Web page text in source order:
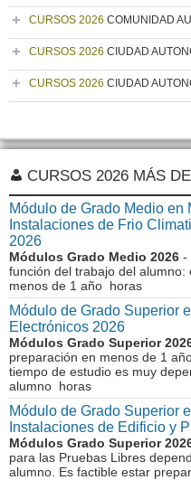
CURSOS 2026 COMUNIDAD
CURSOS 2026 CIUDAD
CURSOS 2026 CIUDAD
CURSOS 2026 MÁS
Módulo de Grado Medio en
Instalaciones de Frio
2026
Módulos Grado Medio 2026 -
función del trabajo del
menos de 1 año horas
Módulo de Grado Superior
Electrónicos 2026
Módulos Grado Superior
preparación en menos de 1
tiempo de estudio es muy
alumno horas
Módulo de Grado Superior
Instalaciones de Edificio y
Módulos Grado Superior
para las Pruebas Libres
alumno. Es factible estar